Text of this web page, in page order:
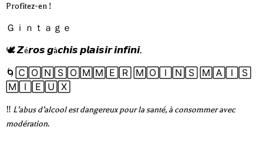
Profitez-en !
Ｇｉｎｔａｇｅ
🕊️ 𝙕é𝙧𝙤𝙨 𝙜â𝙘𝙝𝙞𝙨 𝙥𝙡𝙖𝙞𝙨𝙞𝙧 𝙞𝙣𝙛𝙞𝙣𝙞.
🌀🄲🄾🄽🅂🄾🄼🄼🄴🅁 🄼🄾🄸🄽🅂 🄼🄰🄸🅂
🄼🄸🄴🅄🅇
‼️ L’abus d’alcool est dangereux pour la santé, à consommer avec
modération.